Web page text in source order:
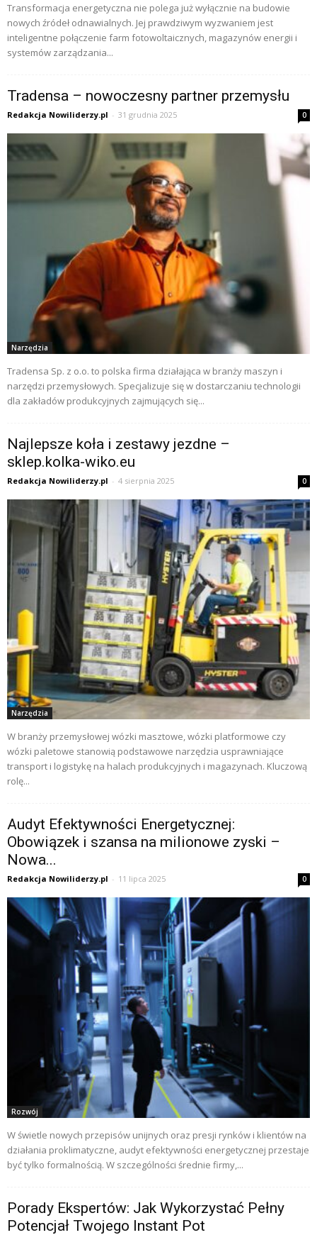
Transformacja energetyczna nie polega już wyłącznie na budowie
nowych źródeł odnawialnych. Jej prawdziwym wyzwaniem jest
inteligentne połączenie farm fotowoltaicznych, magazynów energii i
systemów zarządzania...
Tradensa – nowoczesny partner przemysłu
Redakcja Nowiliderzy.pl - 31 grudnia 2025 0
Narzędzia
Tradensa Sp. z o.o. to polska firma działająca w branży maszyn i
narzędzi przemysłowych. Specjalizuje się w dostarczaniu technologii
dla zakładów produkcyjnych zajmujących się...
Najlepsze koła i zestawy jezdne –
sklep.kolka-wiko.eu
Redakcja Nowiliderzy.pl - 4 sierpnia 2025 0
Narzędzia
W branży przemysłowej wózki masztowe, wózki platformowe czy
wózki paletowe stanowią podstawowe narzędzia usprawniające
transport i logistykę na halach produkcyjnych i magazynach. Kluczową
rolę...
Audyt Efektywności Energetycznej:
Obowiązek i szansa na milionowe zyski –
Nowa...
Redakcja Nowiliderzy.pl - 11 lipca 2025 0
Rozwój
W świetle nowych przepisów unijnych oraz presji rynków i klientów na
działania proklimatyczne, audyt efektywności energetycznej przestaje
być tylko formalnością. W szczególności średnie firmy,...
Porady Ekspertów: Jak Wykorzystać Pełny
Potencjał Twojego Instant Pot